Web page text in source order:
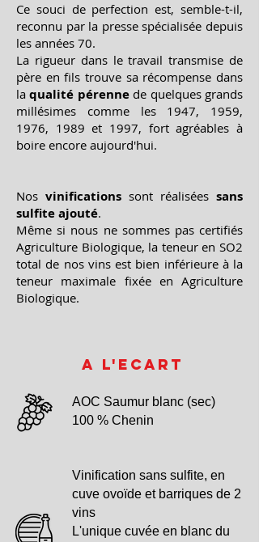
Ce souci de perfection est, semble-t-il,
reconnu par la presse spécialisée depuis
les années 70.
La rigueur dans le travail transmise de
père en fils trouve sa récompense dans
laqualité pérennede quelques grands
millésimes comme les 1947, 1959,
1976, 1989 et 1997, fort agréables à
boire encore aujourd'hui.
Nos vinifications sont réalisées sans
sulfite ajouté.​
Même si nous ne sommes pas certifiés
Agriculture Biologique, la teneur en SO2
total de nos vins est bien inférieure à la
teneur maximale fixée en Agriculture
Biologique.
A l'Ecart
AOC Saumur blanc (sec)
100 % Chenin
Vinification sans sulfite, en
cuve ovoïde et barriques de 2
vins
L'unique cuvée en blanc du